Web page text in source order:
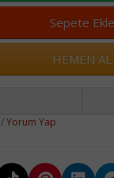
Sepete Ekle
HEMEN AL
/Yorum Yap